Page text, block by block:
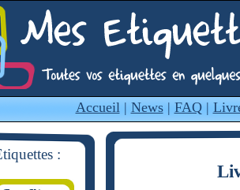
Accueil| News| FAQ|
: